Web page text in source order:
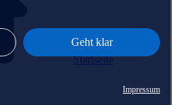
Geht klar
Impressum
Startseite